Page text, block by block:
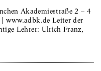
Akademiestraße 2 – 4
www.adbk.de Leiter der
Lehrer: Ulrich Franz,